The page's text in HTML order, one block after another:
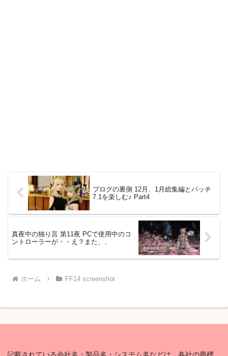
ブログの裏側 12月、1月総集編とパッチ
7.1を楽しむ♪ Part4
真夜中の独り言 第11夜 PCで使用中のコ
ントローラーが・・え？また、、
ホーム FF14 screenshot